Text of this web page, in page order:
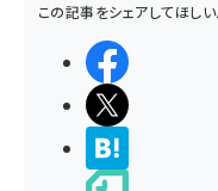
この記事をシェアしてほしい